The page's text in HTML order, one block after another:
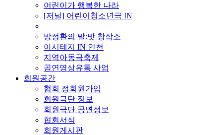
어린이가 행복한 나라
[저널] 어린이청소년극 IN
방정환의 말:맛 창작소
아시테지 IN 인천
지역아동극축제
공연영상유통 사업
회원공간
협회 정회원가입
회원극단 정보
회원극단 공연정보
협회서식
회원게시판